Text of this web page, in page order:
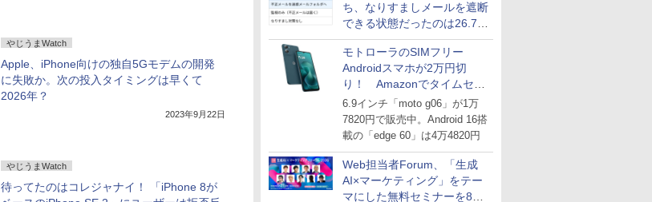
ち、なりすましメールを遮断
できる状態だったのは26.7％
にとどまる～GMOブランド
セキュリティ調査
モトローラのSIMフリー
Androidスマホが2万円切
り！ Amazonでタイムセー
ル
6.9インチ「moto g06」が1万
7820円で販売中。Android 16搭
載の「edge 60」は4万4820円
Web担当者Forum、「生成
AI×マーケティング」をテー
マにした無料セミナーを8月
やじうまWatch
Apple、iPhone向けの独自5Gモデムの開発
に失敗か。次の投入タイミングは早くて
2026年？
2023年9月22日
やじうまWatch
待ってたのはコレジャナイ！ 「iPhone 8が